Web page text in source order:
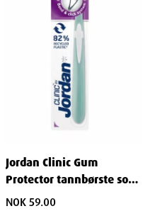
Jordan Clinic Gum
Protector tannbørste soft
1stk
NOK 59.00